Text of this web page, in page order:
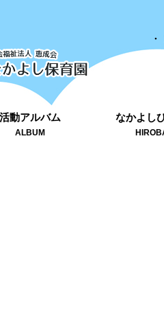
活動アルバム
ALBUM
なかよし